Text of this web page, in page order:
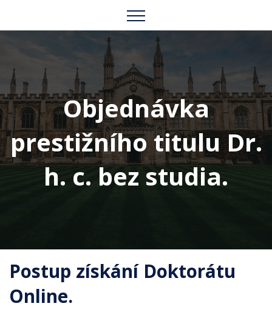
Objednávka
prestižního titulu Dr.
h. c. bez studia.
Postup získání Doktorátu
Online.